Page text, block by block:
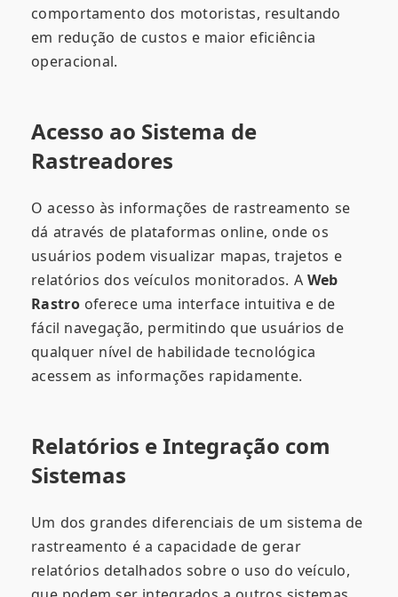
comportamento dos motoristas, resultando
em redução de custos e maior eficiência
operacional.
Acesso ao Sistema de
Rastreadores
O acesso às informações de rastreamento se
dá através de plataformas online, onde os
usuários podem visualizar mapas, trajetos e
relatórios dos veículos monitorados. A Web
Rastrooferece uma interface intuitiva e de
fácil navegação, permitindo que usuários de
qualquer nível de habilidade tecnológica
acessem as informações rapidamente.
Relatórios e Integração com
Sistemas
Um dos grandes diferenciais de um sistema de
rastreamento é a capacidade de gerar
relatórios detalhados sobre o uso do veículo,